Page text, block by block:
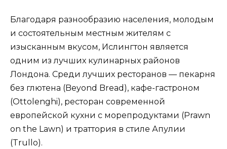
Благодаря разнообразию населения, молодым
и состоятельным местным жителям с
изысканным вкусом, Ислингтон является
одним из лучших кулинарных районов
Лондона. Среди лучших ресторанов — пекарня
без глютена (Beyond Bread), кафе-гастроном
(Ottolenghi), ресторан современной
европейской кухни с морепродуктами (Prawn
on the Lawn) и траттория в стиле Апулии
(Trullo).